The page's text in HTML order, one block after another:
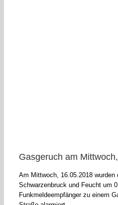
Gasgeruch am
Am Mittwoch, 16.05.2018 wurden
Schwarzenbruck und Feucht um
Funkmeldeempfänger zu einem